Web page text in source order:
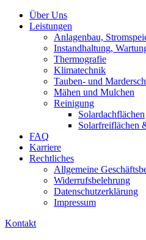
Über Uns
Leistungen
Anlagenbau,
Instandhaltung,
Thermografie
Klimatechnik
Tauben- und
Mähen und Mulchen
Reinigung
Solardachflächen
Solarfreiflächen
FAQ
Karriere
Rechtliches
Allgemeine
Widerrufsbelehrung
Datenschutzerklärung
Impressum
Kontakt